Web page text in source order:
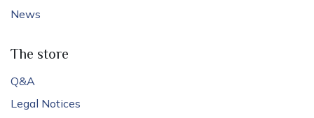
News
The store
Q&A
Legal Notices